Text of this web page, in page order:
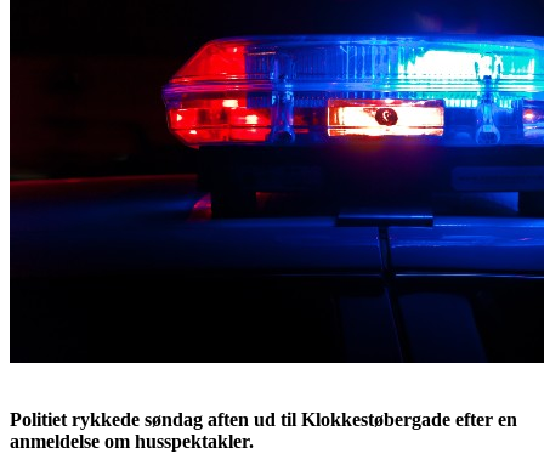
Politiet rykkede søndag aften ud til Klokkestøbergade efter en
anmeldelse om husspektakler.